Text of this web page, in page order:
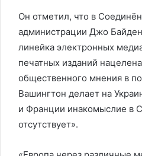
Он отметил, что в
администрации Джо
линейка электронных
печатных изданий
общественного мнения в
Вашингтон делает на
и Франции инакомыслие в
отсутствует».